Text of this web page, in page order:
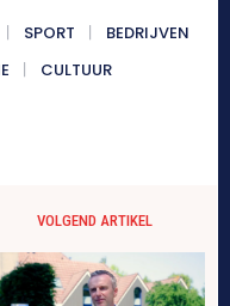
SPORT
BEDRIJVEN
CULTUUR
VOLGEND ARTIKEL